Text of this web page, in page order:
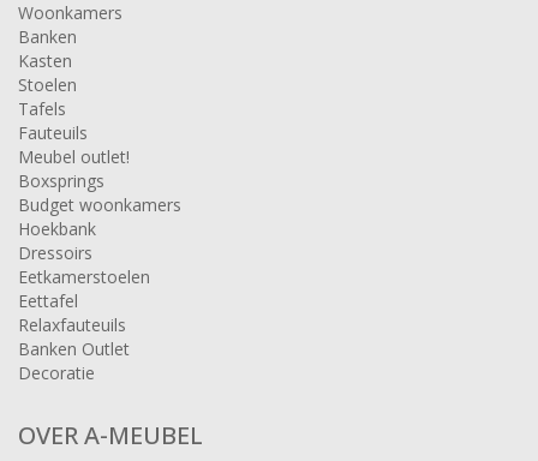
Woonkamers
Banken
Kasten
Stoelen
Tafels
Fauteuils
Meubel outlet!
Boxsprings
Budget woonkamers
Hoekbank
Dressoirs
Eetkamerstoelen
Eettafel
Relaxfauteuils
Banken Outlet
Decoratie
OVER A-MEUBEL